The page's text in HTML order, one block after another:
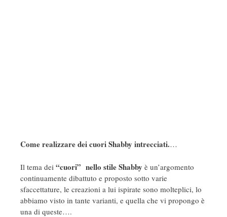
Come realizzare dei cuori Shabby intrecciati.…
Il tema dei “cuori” nello stile Shabby è un’argomento
continuamente dibattuto e proposto sotto varie
sfaccettature, le creazioni a lui ispirate sono molteplici, lo
abbiamo visto in tante varianti, e quella che vi propongo è
una di queste….